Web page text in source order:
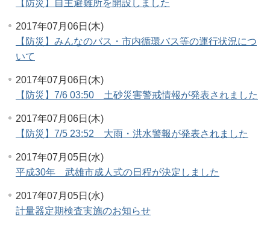
【防災】自主避難所を開設しました
2017年07月06日(木)
【防災】みんなのバス・市内循環バス等の運行状況につ
いて
2017年07月06日(木)
【防災】7/6 03:50 土砂災害警戒情報が発表されました
2017年07月06日(木)
【防災】7/5 23:52 大雨・洪水警報が発表されました
2017年07月05日(水)
平成30年 武雄市成人式の日程が決定しました
2017年07月05日(水)
計量器定期検査実施のお知らせ